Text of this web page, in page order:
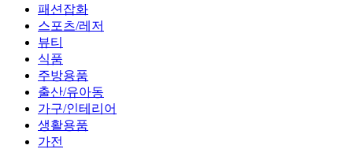
패션잡화
스포츠/레저
뷰티
식품
주방용품
출산/유아동
가구/인테리어
생활용품
가전